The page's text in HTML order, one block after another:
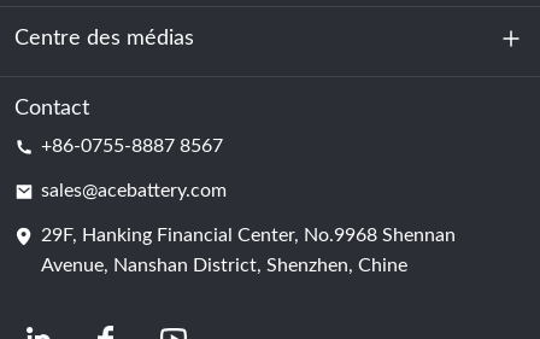
Durabilité
Stockage d'énergie
Centre de données et salle des serveurs
Cellule de batterie
Centre des médias
Nouvelles
Contact
+86-0755-8887 8567
sales@acebattery.com
29F, Hanking Financial Center, No.9968 Shennan
Avenue, Nanshan District, Shenzhen, Chine